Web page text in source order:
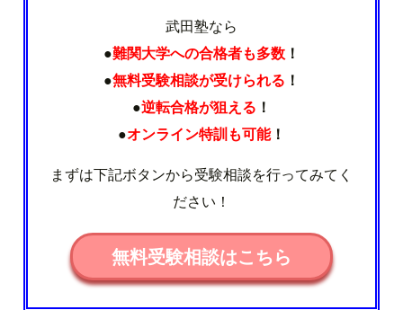
武田塾なら
●難関大学への合格者も多数 ！
●無料受験相談が受けられる ！
●逆転合格が狙える ！
●オンライン特訓も可能！
まずは下記ボタンから受験相談を行ってみてく
ださい！
無料受験相談はこちら